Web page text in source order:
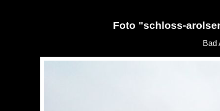
Foto "schloss-
Bad